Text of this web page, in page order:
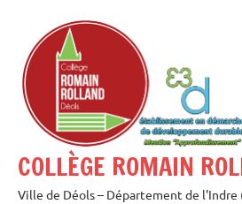
contenu
COLLÈGE ROMAIN
Ville de Déols – Département de l'Indre